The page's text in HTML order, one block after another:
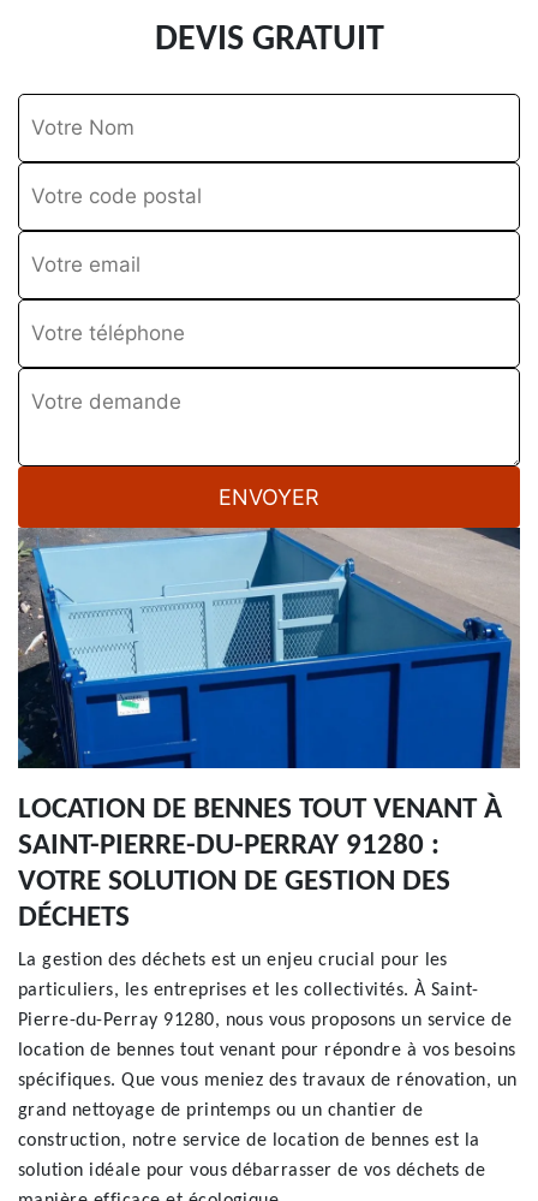
LOCATION DE BENNES TOUT VENANT À
SAINT-PIERRE-DU-PERRAY 91280 :
VOTRE SOLUTION DE GESTION DES
DÉCHETS
La gestion des déchets est un enjeu crucial pour les
particuliers, les entreprises et les collectivités. À Saint-
Pierre-du-Perray 91280, nous vous proposons un service de
location de bennes tout venant pour répondre à vos besoins
spécifiques. Que vous meniez des travaux de rénovation, un
grand nettoyage de printemps ou un chantier de
construction, notre service de location de bennes est la
solution idéale pour vous débarrasser de vos déchets de
DEVIS GRATUIT